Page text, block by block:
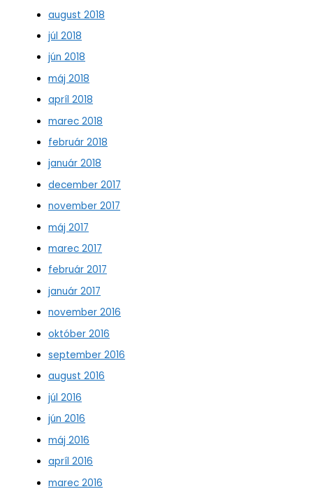
august 2018
júl 2018
jún 2018
máj 2018
apríl 2018
marec 2018
február 2018
január 2018
december 2017
november 2017
máj 2017
marec 2017
február 2017
január 2017
november 2016
október 2016
september 2016
august 2016
júl 2016
jún 2016
máj 2016
apríl 2016
marec 2016